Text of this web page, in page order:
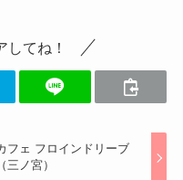
してね！
フェ フロインドリーブ
（三ノ宮）